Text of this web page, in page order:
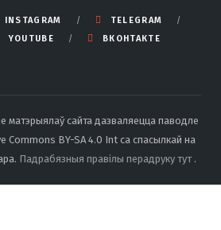
INSTAGRAM
TELEGRAM
YOUTUBE ВКОНТАКТЕ
матэрыялаў сайта дазваляецца паводле
Commons BY-SA 4.0 Int са спасылкай на
Падрабязныя правілы перадруку тут .